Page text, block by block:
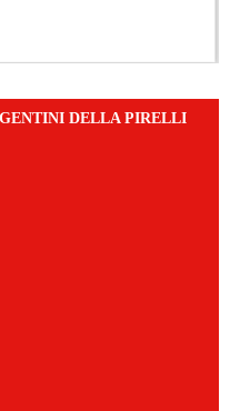
DELLA PIRELLI